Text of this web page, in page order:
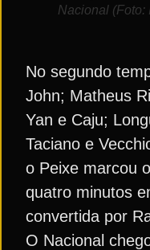
Nacional (Foto:
No segundo
John; Matheus
Yan e Caju;
Taciano e
o Peixe marcou
quatro minutos
convertida por
O Nacional